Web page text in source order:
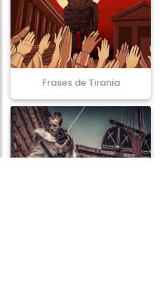
Frases de Tirania